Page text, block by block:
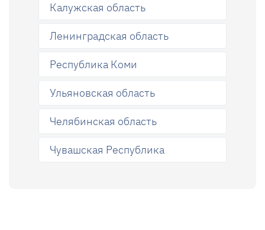
Калужская область
Ленинградская область
Республика Коми
Ульяновская область
Челябинская область
Чувашская Республика